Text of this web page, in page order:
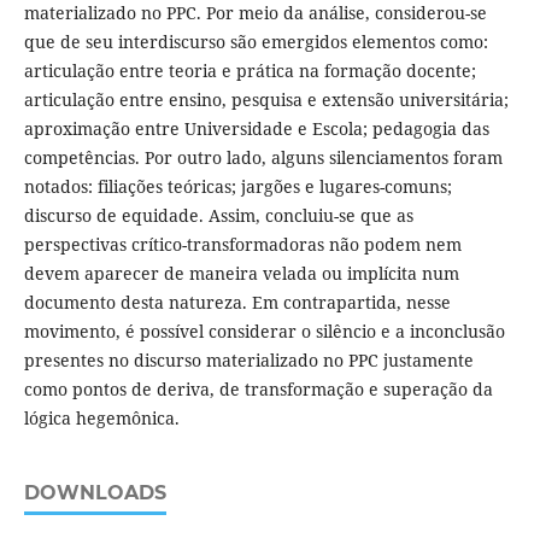
materializado no PPC. Por meio da análise, considerou-se
que de seu interdiscurso são emergidos elementos como:
articulação entre teoria e prática na formação docente;
articulação entre ensino, pesquisa e extensão universitária;
aproximação entre Universidade e Escola; pedagogia das
competências. Por outro lado, alguns silenciamentos foram
notados: filiações teóricas; jargões e lugares-comuns;
discurso de equidade. Assim, concluiu-se que as
perspectivas crítico-transformadoras não podem nem
devem aparecer de maneira velada ou implícita num
documento desta natureza. Em contrapartida, nesse
movimento, é possível considerar o silêncio e a inconclusão
presentes no discurso materializado no PPC justamente
como pontos de deriva, de transformação e superação da
lógica hegemônica.
DOWNLOADS